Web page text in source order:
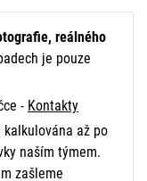
reálného
je pouze
- Kontakty
kalkulována až po
naším týmem.
zašleme